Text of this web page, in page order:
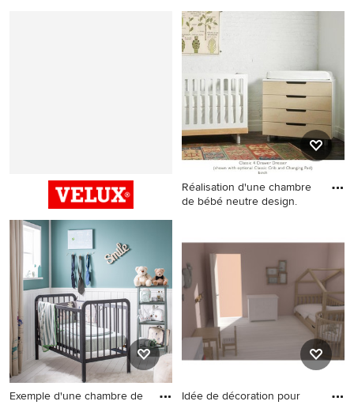
Cette image montre une
chambre de bébé neutre
nordique.
Réalisation d'une chambre
de bébé neutre design.
de bébé neutre design.
Exemple d'une chambre de
Idée de décoration pour